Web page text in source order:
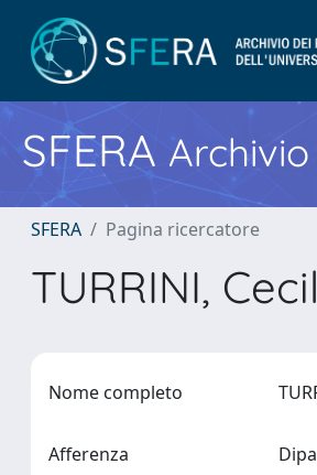
SFERA
SFERA Pagina ricercatore
TURRINI,
Nome completo
Afferenza